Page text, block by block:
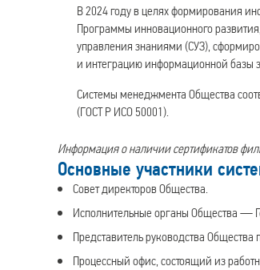
В 2024 году в целях формирования
Программы инновационного
управления знаниями (СУЗ),
и интеграцию информационной базы
Системы менеджмента Общества
(ГОСТ Р ИСО 50001).
Информация о наличии сертификатов
Основные участники
Совет директоров Общества.
Исполнительные органы Общества —
Представитель руководства
Процессный офис, состоящий из